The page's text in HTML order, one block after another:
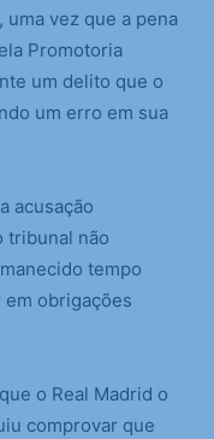
vez que a pena
Promotoria
um delito que o
um erro em sua
acusação
tribunal não
tempo
obrigações
o Real Madrid o
comprovar que